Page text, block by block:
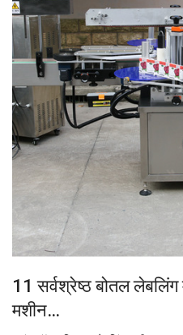
11 सर्वश्रेष्ठ बोतल
मशीन…